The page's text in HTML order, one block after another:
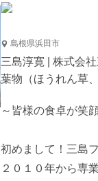
島根県浜田市
三島淳寛 | 株式会
葉物（ほうれん草
～皆様の食卓が笑
初めまして！三島
２０１０年から専